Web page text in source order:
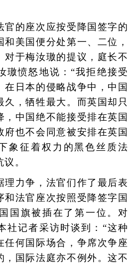
的座次应按受降国签字的
美国便分处第一、二位，
对于梅汝璈的提议，庭长不
璈愤怒地说：“我拒绝接受
在日本的侵略战争中，中国
久，牺牲最大。而英国却只
，中国绝不能接受排在英国
府也不会同意被安排在英国
象征着权力的黑色丝质法
。
力争，法官们作了最后表
和法官座次按照受降签字国
国旗被插在了第一位。对
社记者采访时谈到：“这种
任何国际场合，争席次争座
，国际法庭亦不例外。这不